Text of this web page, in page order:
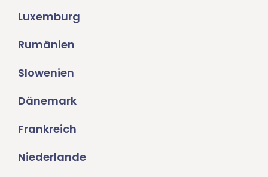
Luxemburg
Rumänien
Slowenien
Dänemark
Frankreich
Niederlande